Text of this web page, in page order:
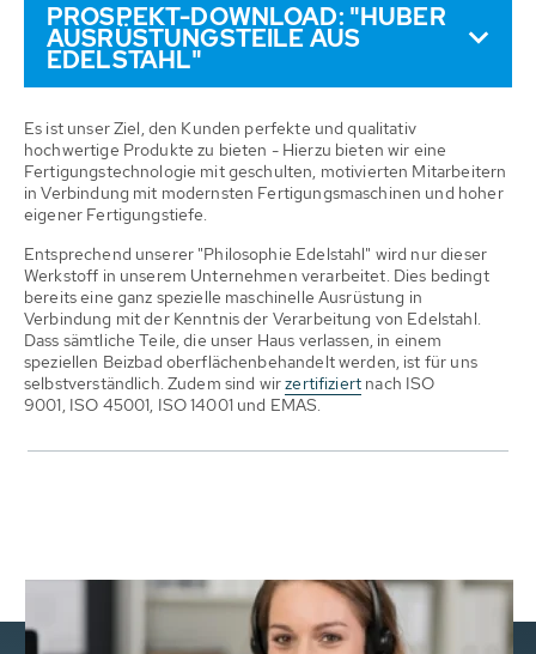
PROSPEKT-DOWNLOAD: "HUBER
AUSRÜSTUNGSTEILE AUS
EDELSTAHL"
Es ist unser Ziel, den Kunden perfekte und qualitativ
hochwertige Produkte zu bieten - Hierzu bieten wir eine
Fertigungstechnologie mit geschulten, motivierten Mitarbeitern
in Verbindung mit modernsten Fertigungsmaschinen und hoher
eigener Fertigungstiefe.
Entsprechend unserer "Philosophie Edelstahl" wird nur dieser
Werkstoff in unserem Unternehmen verarbeitet. Dies bedingt
bereits eine ganz spezielle maschinelle Ausrüstung in
Verbindung mit der Kenntnis der Verarbeitung von Edelstahl.
Dass sämtliche Teile, die unser Haus verlassen, in einem
speziellen Beizbad oberflächenbehandelt werden, ist für uns
selbstverständlich. Zudem sind wirzertifiziert nach ISO
9001, ISO 45001, ISO 14001 und EMAS.